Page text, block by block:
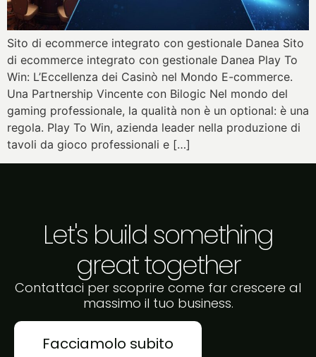
Sito di ecommerce integrato con gestionale Danea Sito
di ecommerce integrato con gestionale Danea Play To
Win: L’Eccellenza dei Casinò nel Mondo E-commerce.
Una Partnership Vincente con Bilogic Nel mondo del
gaming professionale, la qualità non è un optional: è una
regola. Play To Win, azienda leader nella produzione di
tavoli da gioco professionali e […]
Let's build something
great together
Contattaci per scoprire come far crescere al
massimo il tuo business.
Facciamolo subito